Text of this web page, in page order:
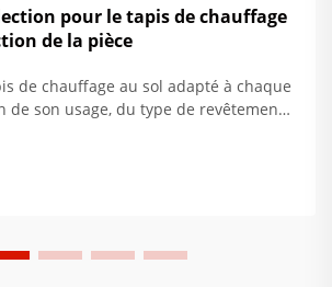
pour le tapis de chauffage
de la pièce
de chauffage au sol adapté à chaque
de son usage, du type de revêtement
d'installation par des experts.